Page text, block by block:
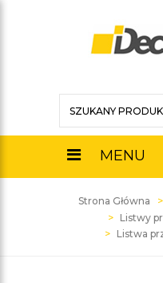
MENU
Strona Główna
Listwy
Listwa